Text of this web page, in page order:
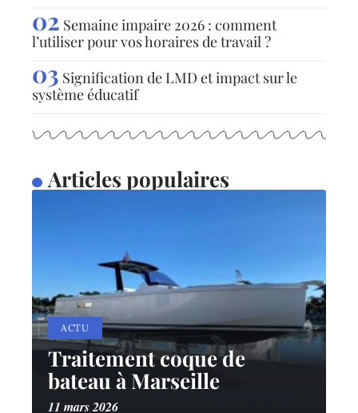
Semaine impaire 2026 : comment
l’utiliser pour vos horaires de travail ?
Signification de LMD et impact sur le
système éducatif
Articles populaires
ACTU
Traitement coque de
bateau à Marseille
11 mars 2026